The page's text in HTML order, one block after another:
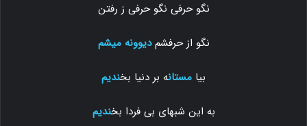
نگو حرفی نگو حرفی ز رفتن
نگو از حرفشمدیوونه میشم
بیا مستانه بر دنیا بخندیم
به این شبهای بی فردا بخندیم